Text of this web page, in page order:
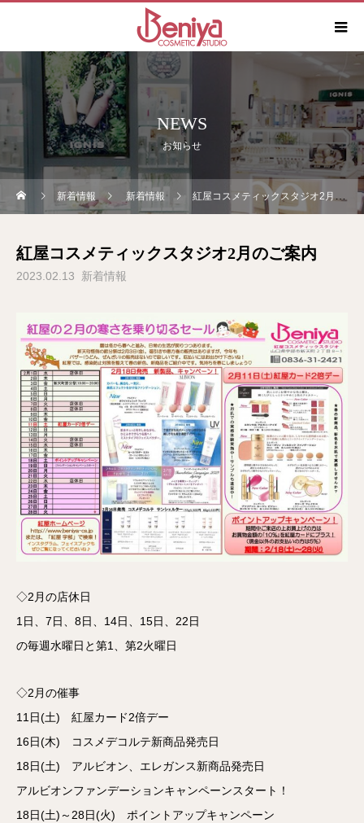
NEWS
お知らせ
新着情報 新着情報 紅屋コスメティックスタジオ2月のご案内
紅屋コスメティックスタジオ2月のご案内
2023.02.13 新着情報
◇2月の店休日
1日、7日、8日、14日、15日、22日
の毎週水曜日と第1、第2火曜日
◇2月の催事
11日(土) 紅屋カード2倍デー
16日(木) コスメデコルテ新商品発売日
18日(土) アルビオン、エレガンス新商品発売日
アルビオンファンデーションキャンペーンスタート！
18日(土)～28日(火) ポイントアップキャンペーン